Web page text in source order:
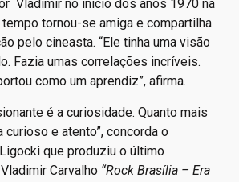
Vladimir no início dos anos 1970 na
tempo tornou-se amiga e compartilha
pelo cineasta. “Ele tinha uma visão
Fazia umas correlações incríveis.
como um aprendiz”, afirma.
é a curiosidade. Quanto mais
curioso e atento”, concorda o
que produziu o último
Carvalho “Rock Brasília – Era